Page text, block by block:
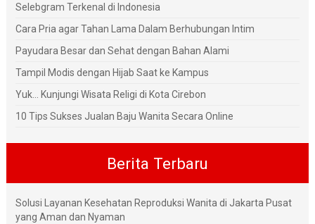
Selebgram Terkenal di Indonesia
Cara Pria agar Tahan Lama Dalam Berhubungan Intim
Payudara Besar dan Sehat dengan Bahan Alami
Tampil Modis dengan Hijab Saat ke Kampus
Yuk... Kunjungi Wisata Religi di Kota Cirebon
10 Tips Sukses Jualan Baju Wanita Secara Online
Berita Terbaru
Solusi Layanan Kesehatan Reproduksi Wanita di Jakarta Pusat
yang Aman dan Nyaman